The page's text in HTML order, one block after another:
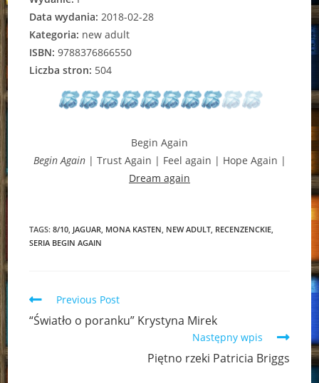
Data wydania: 2018-02-28
Kategoria: new adult
ISBN: 9788376866550
Liczba stron: 504
Begin Again
Begin Again| Trust Again | Feel again | Hope Again |
Dream again
TAGS:8/10, JAGUAR, MONA KASTEN, NEW ADULT, RECENZENCKIE,
SERIA BEGIN AGAIN
Read
more
articles
Previous Post
“Światło o poranku” Krystyna Mirek
Następny wpis
Piętno rzeki Patricia Briggs